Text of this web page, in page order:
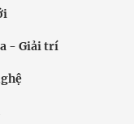
- Giải trí